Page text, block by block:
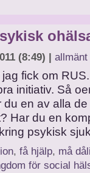
(8:49) | allmänt
fick om
initiativ. Så
du en av alla
Har du en
psykisk
, få hjälp, må
för social